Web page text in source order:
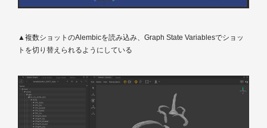
▲複数ショットのAlembicを読み込み、Graph State Variablesでショッ
トを切り替えられるようにしている